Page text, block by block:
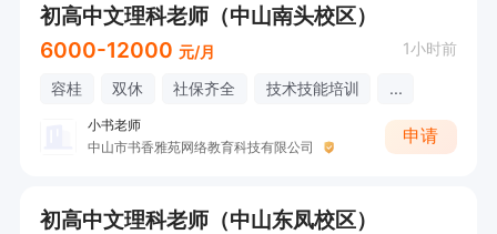
初高中文理科老师（中山南头校区）
6000-12000 元/月 1小时前
容桂 双休 社保齐全 技术技能培训 ...
小书老师
中山市书香雅苑网络教育科技有限公司
申请
初高中文理科老师（中山东凤校区）